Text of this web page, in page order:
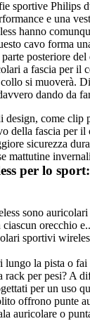
hanno
cavo forma
posteriore del
a fascia per il
si muoverà.
dando da
design, come clip
della fascia per
sicurezza
mattutine
per lo
sono
orecchio
lungo la pista o
rack per pesi? A
per un uso
offrono punte
auricolare o